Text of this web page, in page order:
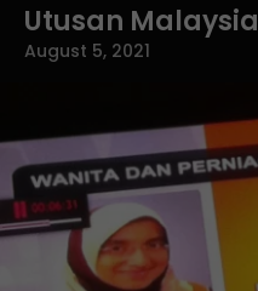
Utusan Malaysia
August 5, 2021